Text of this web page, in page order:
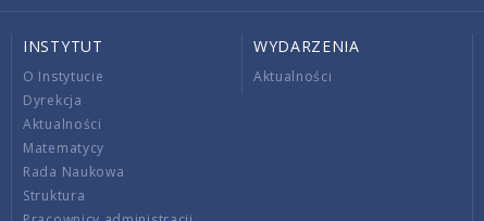
INSTYTUT
O Instytucie
Dyrekcja
Aktualności
Matematycy
Rada Naukowa
Struktura
WYDARZENIA
Aktualności